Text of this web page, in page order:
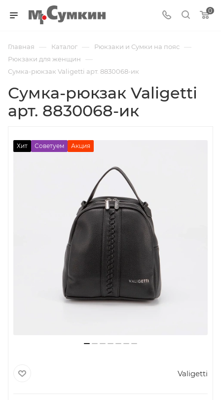
0
Главная — Каталог — Рюкзаки и Сумки на пояс —
Рюкзаки для женщин —
Сумка-рюкзак Valigetti арт. 8830068-ик
Сумка-рюкзак Valigetti
арт. 8830068-ик
Хит Советуем Акция
Valigetti